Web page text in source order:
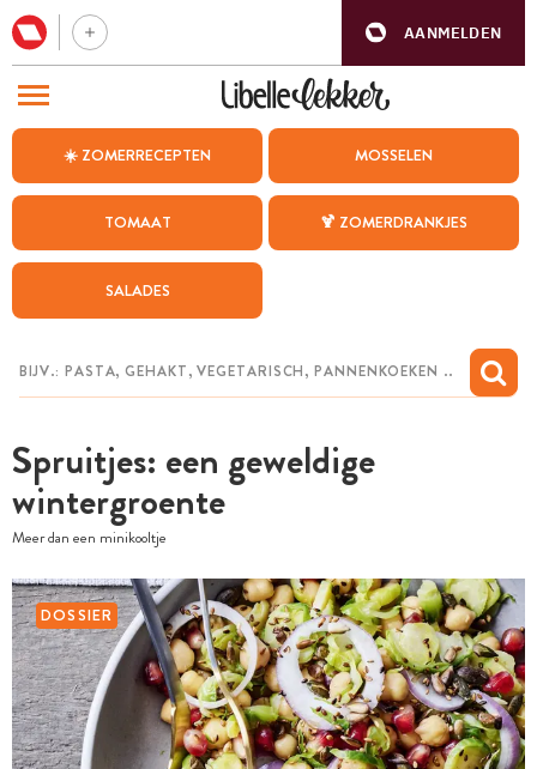
AANMELDEN
☀️ ZOMERRECEPTEN MOSSELEN
TOMAAT 🍹 ZOMERDRANKJES
SALADES
Spruitjes: een geweldige
wintergroente
Meer dan een minikooltje
DOSSIER
BEZOEK ONZE ANDERE WEBSITES
WEEKMENU
CHAT MET MAIA
MIJN BEWAARDE RECEPTEN